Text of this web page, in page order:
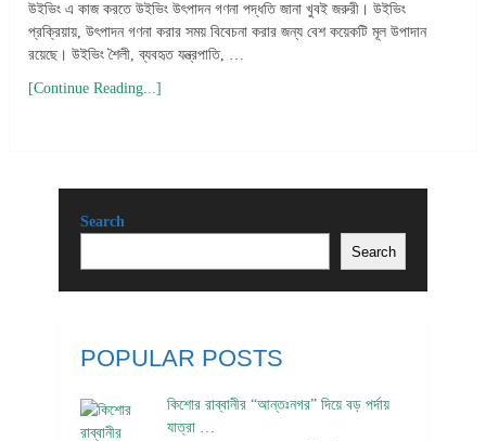
উইভিং এ কাজ করতে উইভিং উৎপাদন গণনা পদ্ধতি জানা খুবই জরুরী। উইভিং
প্রক্রিয়ায়, উৎপাদন গণনা করার সময় বিবেচনা করার জন্য বেশ কয়েকটি মূল উপাদান
রয়েছে। উইভিং শৈলী, ব্যবহৃত যন্ত্রপাতি, …
[Continue Reading...]
Search
Search
POPULAR POSTS
কিশোর রাব্বানীর “আন্তঃনগর” দিয়ে বড় পর্দায়
যাত্রা …